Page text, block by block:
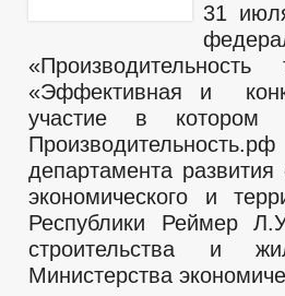
31
«Эффективная и
участие в
департамента
экономического и
Республики Реймер
строительства и
Министерства